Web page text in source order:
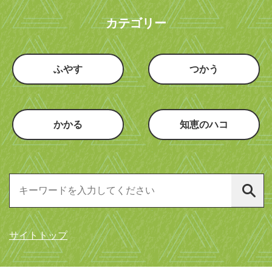
カテゴリー
ふやす つかう
かかる 知恵のハコ
サイトトップ